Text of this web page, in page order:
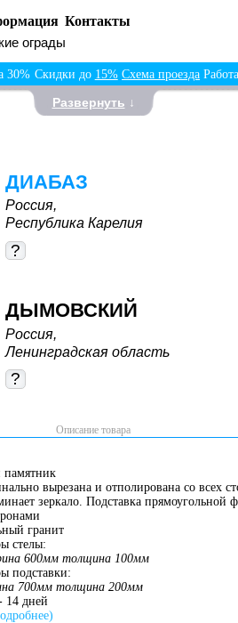
Контакты
ограды
30% Скидки до 15% Схема проезда
Развернуть ↓
ДИАБАЗ
Россия,
Республика Карелия
?
ДЫМОВСКИЙ
Россия,
Ленинградская область
?
Описание товара
памятник
вырезана и отполирована со всех
зеркало. Подставка прямоугольной
гранит
стелы:
600мм толщина 100мм
подставки:
700мм толщина 200мм
14 дней